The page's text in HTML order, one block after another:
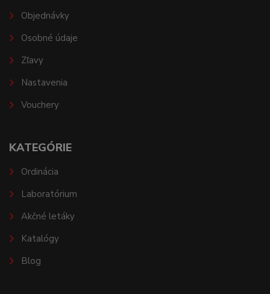
Objednávky
Osobné údaje
Zľavy
Nastavenia
Vouchery
KATEGÓRIE
Ordinácia
Laboratórium
Akčné letáky
Katalógy
Blog